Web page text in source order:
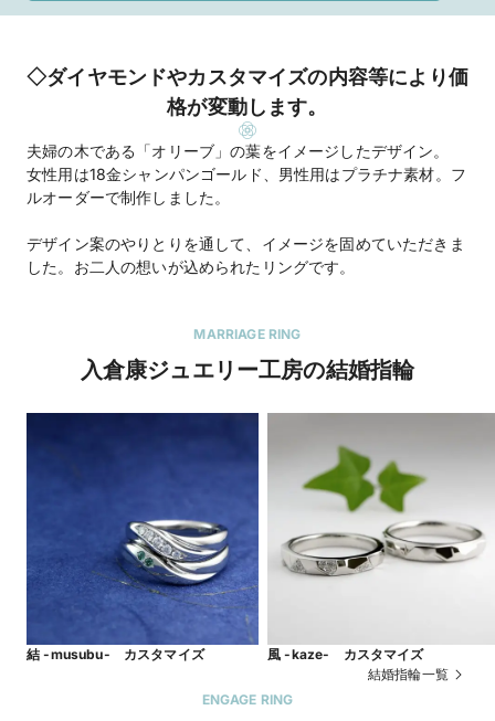
◇ダイヤモンドやカスタマイズの内容等により価
格が変動します。
夫婦の木である「オリーブ」の葉をイメージしたデザイン。
女性用は18金シャンパンゴールド、男性用はプラチナ素材。フ
ルオーダーで制作しました。
デザイン案のやりとりを通して、イメージを固めていただきま
した。お二人の想いが込められたリングです。
MARRIAGE RING
入倉康ジュエリー工房の結婚指輪
結 -musubu- カスタマイズ
風 -kaze- カスタマイズ
結婚指輪一覧
ENGAGE RING